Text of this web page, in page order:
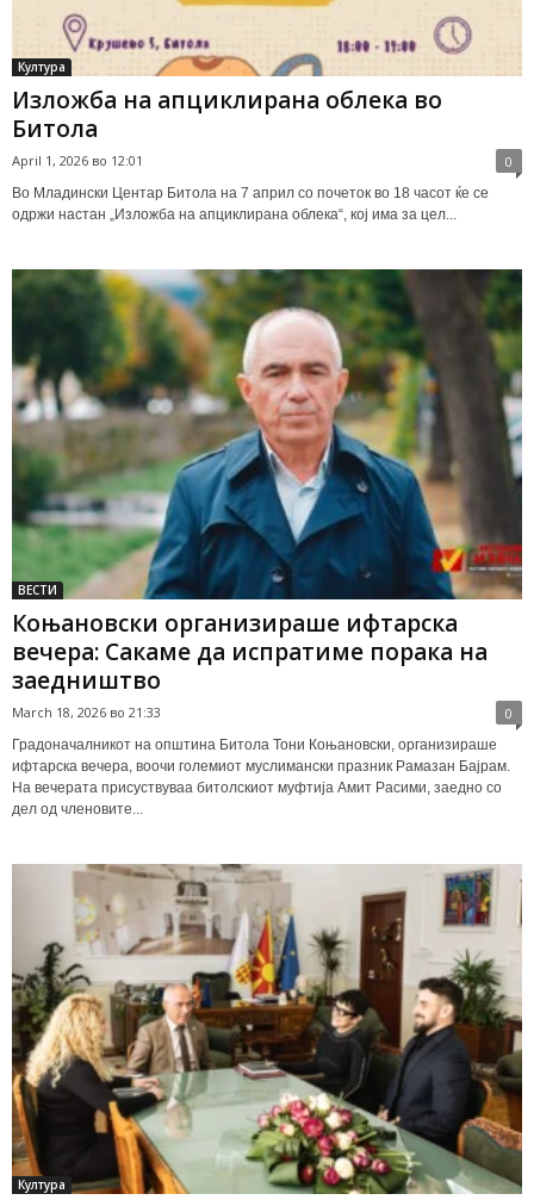
Култура
Изложба на апциклирана облека во
Битола
April 1, 2026 во 12:01 0
Во Младински Центар Битола на 7 април со почеток во 18 часот ќе се
одржи настан „Изложба на апциклирана облека“, кој има за цел...
ВЕСТИ
Коњановски организираше ифтарска
вечера: Сакаме да испратиме порака на
заедништво
March 18, 2026 во 21:33 0
Градоначалникот на општина Битола Тони Коњановски, организираше
ифтарска вечера, воочи големиот муслимански празник Рамазан Бајрам.
На вечерата присуствуваа битолскиот муфтија Амит Расими, заедно со
дел од членовите...
Култура